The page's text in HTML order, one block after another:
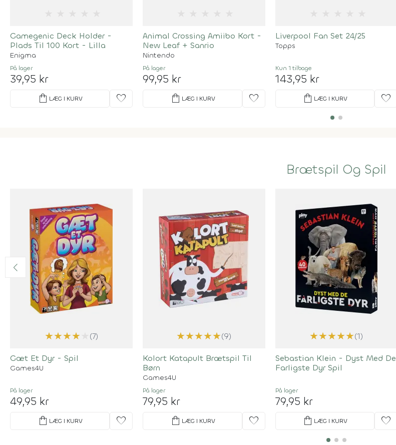
Gamegenic Deck Holder -
Plads Til 100 Kort - Lilla
Enigma
På lager
39,95 kr
shopping_bag LÆG I KURV favorite
Animal Crossing Amiibo Kort -
New Leaf + Sanrio
Nintendo
På lager
99,95 kr
shopping_bag LÆG I KURV favorite
Liverpool Fan Set 24/25
Topps
Kun 1 tilbage
143,95 kr
shopping_bag LÆG I KURV favorite
Brætspil Og Spil
★★★★ (7)
Gæt Et Dyr - Spil
Games4U
På lager
49,95 kr
shopping_bag LÆG I KURV favorite
★★★★★(9)
Kolort Katapult Brætspil Til
Børn
Games4U
På lager
79,95 kr
shopping_bag LÆG I KURV favorite
★★★★★(1)
Sebastian Klein - Dyst Med De
Farligste Dyr Spil
På lager
79,95 kr
shopping_bag LÆG I KURV favorite